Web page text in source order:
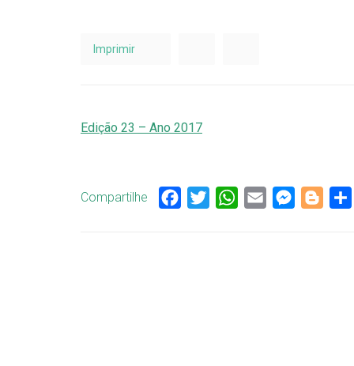
Imprimir
Edição 23 – Ano 2017
Compartilhe Facebook
TwitterWhatsApp
Email